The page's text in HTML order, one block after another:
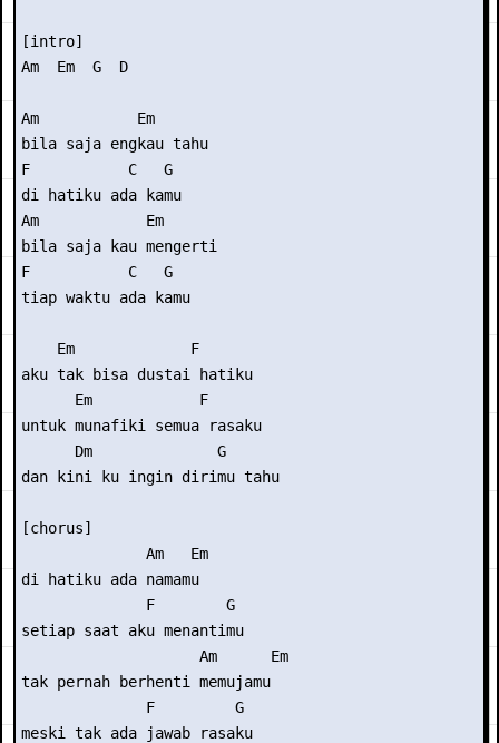
[intro]
Am  Em  G  D
Am           Em
bila saja engkau tahu
F           C   G
di hatiku ada kamu
Am            Em
bila saja kau mengerti
F           C   G
tiap waktu ada kamu
    Em             F
aku tak bisa dustai hatiku
      Em            F
untuk munafiki semua rasaku
      Dm              G
dan kini ku ingin dirimu tahu
[chorus]
              Am   Em
di hatiku ada namamu
              F        G
setiap saat aku menantimu
                    Am      Em
tak pernah berhenti memujamu
              F         G
meski tak ada jawab rasaku